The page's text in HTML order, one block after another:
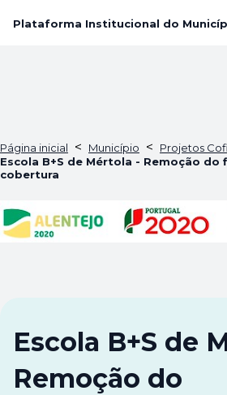
Plataforma Institucional do
Página inicial < Município < Projetos
Escola B+S de Mértola - Remoção
cobertura
Escola B+S de
Remoção do